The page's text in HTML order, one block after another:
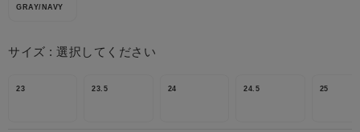
GRAY/NAVY
サイズ 選択してください
23 23.5 24 24.5 25